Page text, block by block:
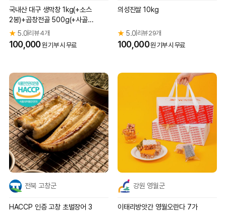
국내산 대구 생막창 1kg(+소스
2봉)+곱창전골 500g(+사골곰
탕 1팩)
★5.0 리뷰 4개
100,000원 기부 시 무료
의성진쌀 10kg
★ 5.0 리뷰 29개
100,000원 기부 시 무료
전북 고창군
HACCP 인증 고창 초벌장어 3
강원 영월군
이태리방앗간 영월오란다 7가